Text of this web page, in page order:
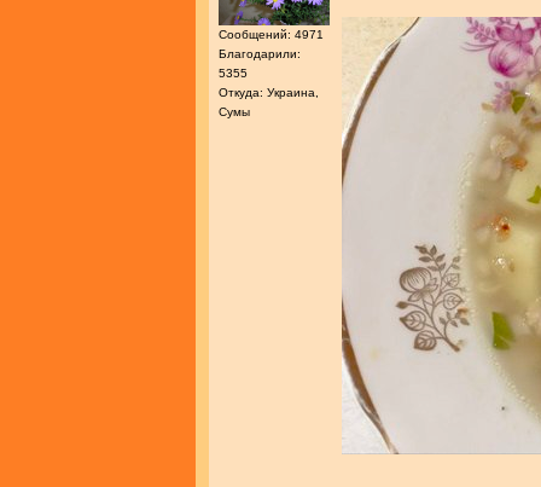
Сообщений: 4971
Благодарили:
5355
Откуда: Украина,
Сумы